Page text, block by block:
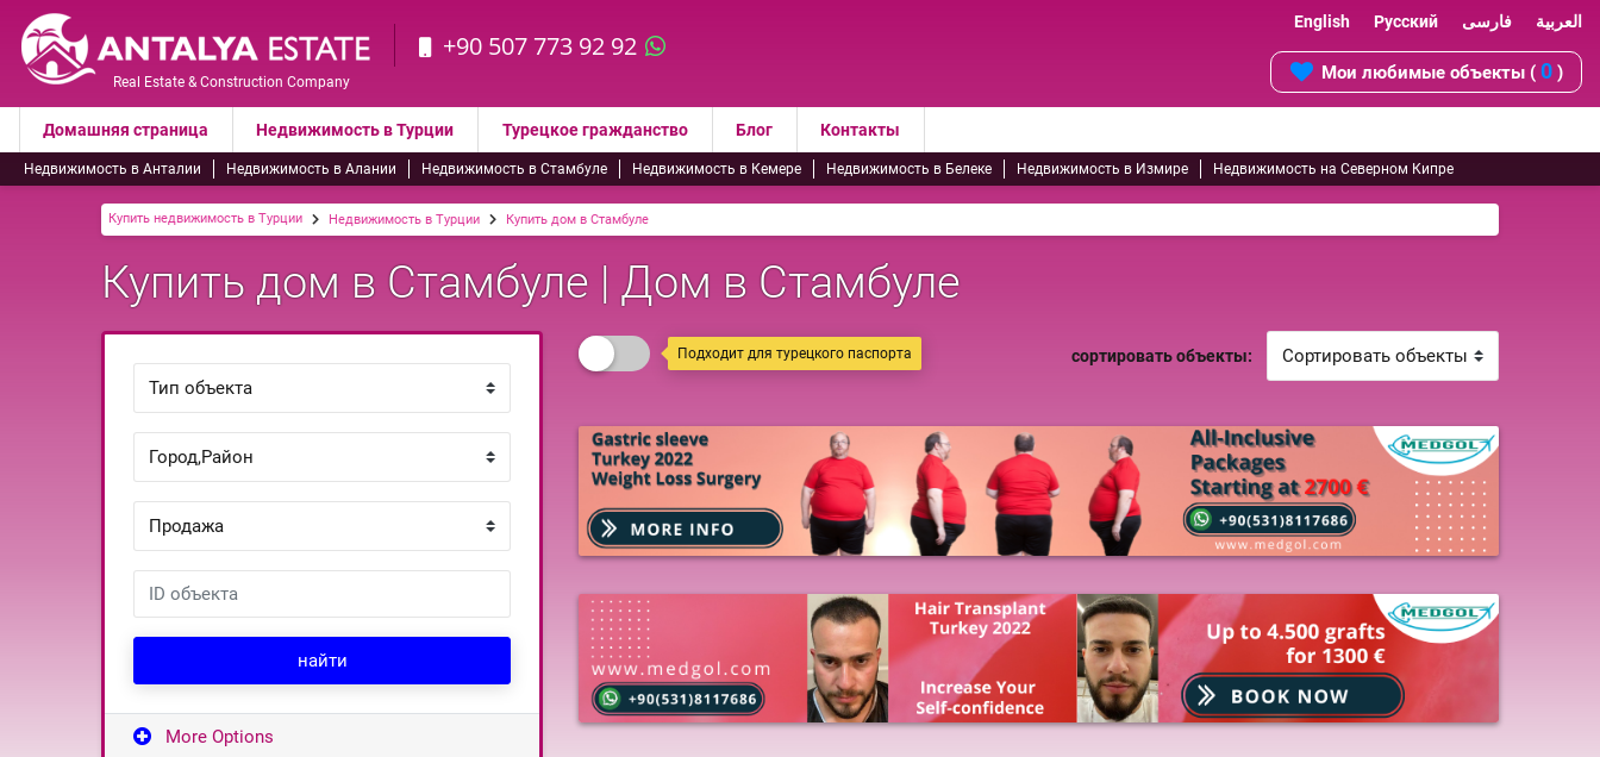
Real Estate & Construction Company
+90 507 773 92 92
English Русский فارسی العربية
Мои любимые объекты ( 0 )
Домашняя страница Недвижимость в Турции Турецкое гражданство Блог Контакты
Недвижимость в Анталии Недвижимость в Алании Недвижимость в Стамбуле Недвижимость в Кемере Недвижимость в Белеке Недвижимость в Измире Недвижимость на Северном Кипре
Купить недвижимость в Турции Недвижимость в Турции Купить дом в Стамбуле
Купить дом в Стамбуле | Дом в Стамбуле
найти
More Options
Подходит для турецкого паспорта сортировать объекты: